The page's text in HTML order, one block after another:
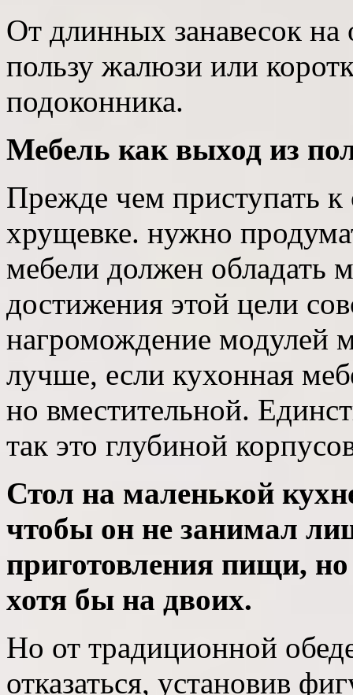
От длинных занавесок на
пользу жалюзи или
подоконника.
Мебель как выход из
Прежде чем приступать
хрущевке. нужно
мебели должен
достижения этой цели
нагромождение модулей
лучше, если кухонная
но вместительной.
так это глубиной
Стол на маленькой
чтобы он не занимал
приготовления пищи,
хотя бы на двоих.
Но от традиционной
отказаться, установив